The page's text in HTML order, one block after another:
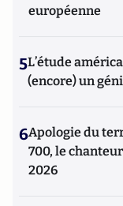
européenne
5L’étude
(encore) un
6Apologie du
700, le chanteur
2026